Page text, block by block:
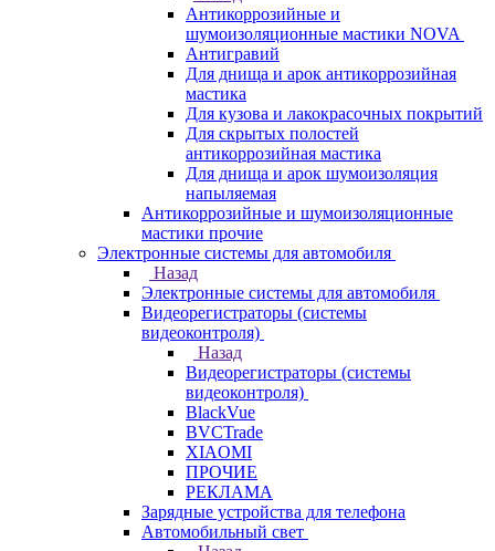
Антикоррозийные и
шумоизоляционные мастики NOVA
Антигравий
Для днища и арок антикоррозийная
мастика
Для кузова и лакокрасочных покрытий
Для скрытых полостей
антикоррозийная мастика
Для днища и арок шумоизоляция
напыляемая
Антикоррозийные и шумоизоляционные
мастики прочие
Электронные системы для автомобиля
Назад
Электронные системы для автомобиля
Видеорегистраторы (системы
видеоконтроля)
Назад
Видеорегистраторы (системы
видеоконтроля)
BlackVue
BVCTrade
XIAOMI
ПРОЧИЕ
РЕКЛАМА
Зарядные устройства для телефона
Автомобильный свет